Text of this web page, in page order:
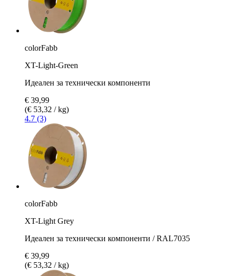
colorFabb
XT-Light-Green
Идеален за технически компоненти
€ 39,99
(€ 53,32 / kg)
4.7 (3)
colorFabb
XT-Light Grey
Идеален за технически компоненти / RAL7035
€ 39,99
(€ 53,32 / kg)